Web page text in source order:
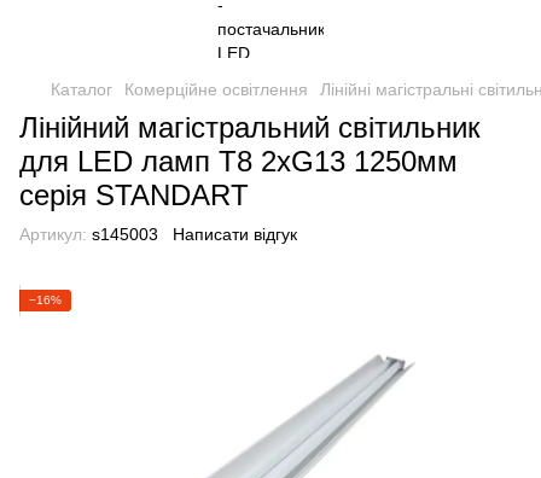
Каталог Комерційне освітлення Лінійні магістральні
Лінійний магістральний світильник
для LED ламп T8 2хG13 1250мм
серія STANDART
Артикул: s145003 Написати відгук
−16%